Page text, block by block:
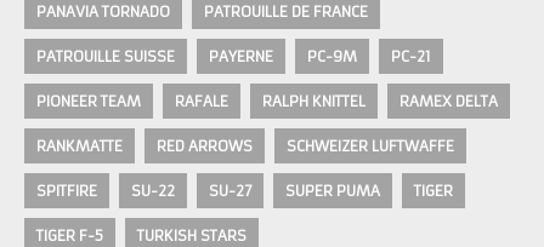
PANAVIA TORNADO PATROUILLE DE FRANCE
PATROUILLE SUISSE PAYERNE PC-9M PC-21
PIONEER TEAM RAFALE RALPH KNITTEL RAMEX DELTA
RANKMATTE RED ARROWS SCHWEIZER LUFTWAFFE
SPITFIRE SU-22 SU-27 SUPER PUMA TIGER
TIGER F-5 TURKISH STARS